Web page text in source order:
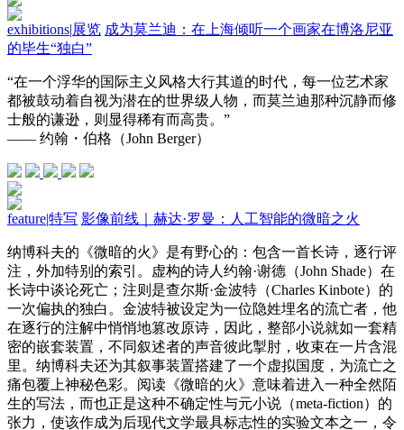
exhibitions|展览 成为莫兰迪：在上海倾听一个画家在博洛尼亚
的毕生“独白”
“在一个浮华的国际主义风格大行其道的时代，每一位艺术家
都被鼓动着自视为潜在的世界级人物，而莫兰迪那种沉静而修
士般的谦逊，则显得稀有而高贵。”
—— 约翰・伯格（John Berger）
feature|特写 影像前线｜赫达·罗曼：人工智能的微暗之火
纳博科夫的《微暗的火》是有野心的：包含一首长诗，逐行评
注，外加特别的索引。虚构的诗人约翰·谢德（John Shade）在
长诗中谈论死亡；注则是查尔斯·金波特（Charles Kinbote）的
一次偏执的独白。金波特被设定为一位隐姓埋名的流亡者，他
在逐行的注解中悄悄地篡改原诗，因此，整部小说就如一套精
密的嵌套装置，不同叙述者的声音彼此掣肘，收束在一片含混
里。纳博科夫还为其叙事装置搭建了一个虚拟国度，为流亡之
痛包覆上神秘色彩。阅读《微暗的火》意味着进入一种全然陌
生的写法，而也正是这种不确定性与元小说（meta-fiction）的
张力，使该作成为后现代文学最具标志性的实验文本之一，令